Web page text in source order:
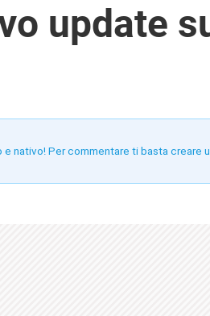
update
nativo! Per commentare ti basta creare